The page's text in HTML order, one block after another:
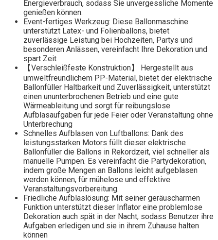
Energieverbrauch, sodass Sie unvergessliche Momente
genießen können.
Event-fertiges Werkzeug: Diese Ballonmaschine
unterstützt Latex- und Folienballons, bietet
zuverlässige Leistung bei Hochzeiten, Partys und
besonderen Anlässen, vereinfacht Ihre Dekoration und
spart Zeit
【Verschleißfeste Konstruktion】 Hergestellt aus
umweltfreundlichem PP-Material, bietet der elektrische
Ballonfüller Haltbarkeit und Zuverlässigkeit, unterstützt
einen ununterbrochenen Betrieb und eine gute
Wärmeableitung und sorgt für reibungslose
Aufblasaufgaben für jede Feier oder Veranstaltung ohne
Unterbrechung
Schnelles Aufblasen von Luftballons: Dank des
leistungsstarken Motors füllt dieser elektrische
Ballonfüller die Ballons in Rekordzeit, viel schneller als
manuelle Pumpen. Es vereinfacht die Partydekoration,
indem große Mengen an Ballons leicht aufgeblasen
werden können, für mühelose und effektive
Veranstaltungsvorbereitung.
Friedliche Aufblaslösung: Mit seiner geräuscharmen
Funktion unterstützt dieser Inflator eine problemlose
Dekoration auch spät in der Nacht, sodass Benutzer ihre
Aufgaben erledigen und sie in ihrem Zuhause halten
können